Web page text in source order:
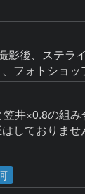
影後、ステラ
フォトショッ
井×0.8の組
しておりませ